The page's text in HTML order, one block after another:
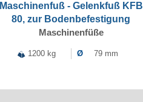
Maschinenfuß - Gelenkfuß KFB
80, zur Bodenbefestigung
Maschinenfüße
1200 kg Ø 79 mm